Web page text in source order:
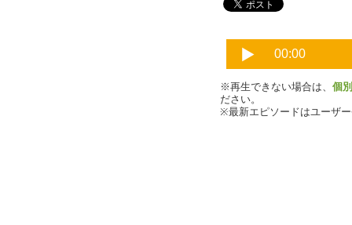
※再生できない場合は、 個
ださい。
※最新エピソードはユーザ